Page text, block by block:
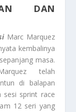
DAN
Marc Marquez
kembalinya
masa.
telah
di balapan
sesi sprint race
12 seri yang